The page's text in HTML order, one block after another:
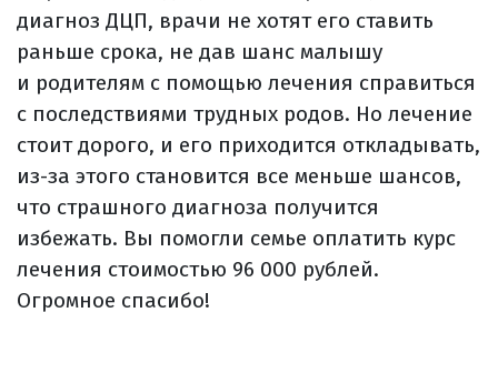
диагноз ДЦП, врачи не хотят его ставить
раньше срока, не дав шанс малышу
и родителям с помощью лечения справиться
с последствиями трудных родов. Но лечение
стоит дорого, и его приходится откладывать,
из-за этого становится все меньше шансов,
что страшного диагноза получится
избежать. Вы помогли семье оплатить курс
лечения стоимостью 96 000 рублей.
Огромное спасибо!